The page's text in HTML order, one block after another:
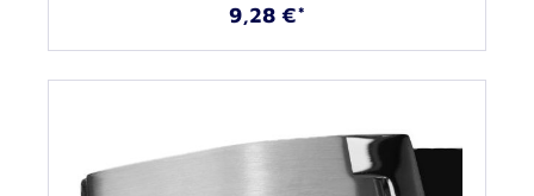
9,28 €*